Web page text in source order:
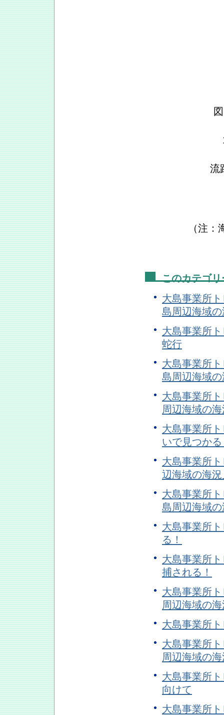
流
（注
このカテゴ
大島事業所
島周辺海域
大島事業所
蛇行
大島事業所
島周辺海域
大島事業所
周辺海域の
大島事業所
いで見つか
大島事業所
辺海域の海
大島事業所
島周辺海域
大島事業所
る！
大島事業所
捕される！
大島事業所
周辺海域の
大島事業所
大島事業所
周辺海域の
大島事業所
向けて
大島事業所